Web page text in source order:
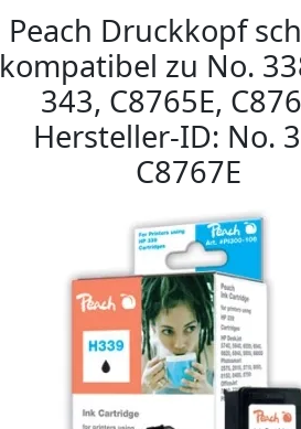
Peach Druckkopf
kompatibel zu No.
343, C8765E,
Hersteller-ID: No.
C8767E